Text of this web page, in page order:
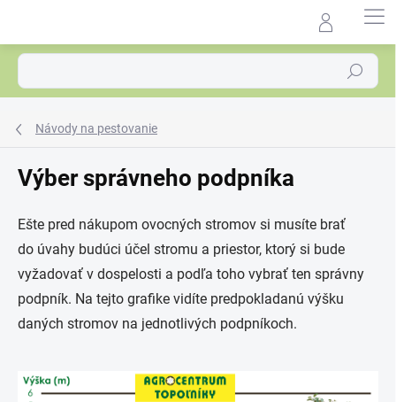
Hľadať
Návody na pestovanie
Výber správneho podpníka
Ešte pred nákupom ovocných stromov si musíte brať
do úvahy budúci účel stromu a priestor, ktorý si bude
vyžadovať v dospelosti a podľa toho vybrať ten správny
podpník. Na tejto grafike vidíte predpokladanú výšku
daných stromov na jednotlivých podpníkoch.
predaja